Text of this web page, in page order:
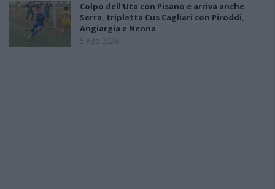
Colpo dell'Uta con Pisano e arriva anche
Serra, tripletta Cus Cagliari con Piroddi,
Angiargia e Nenna
5 Ago 2026